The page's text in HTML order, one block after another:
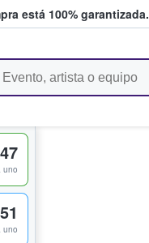
está 100% garantizada.
uno
uno